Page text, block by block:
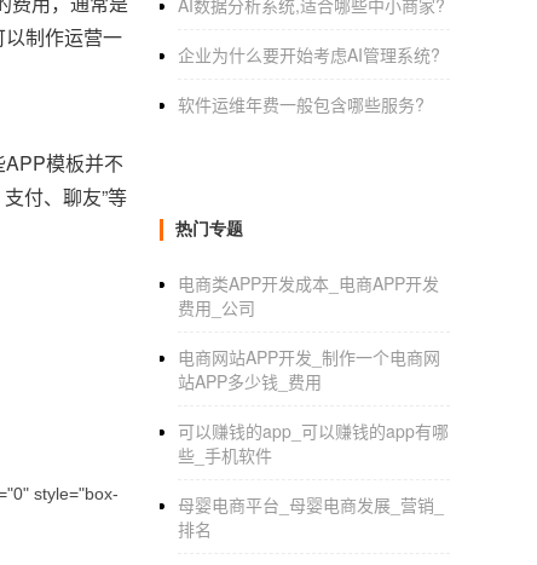
制作运营一
模板并不
付、聊友”等
style="box-
AI数据分析系统,适合哪些中小商家?
企业为什么要开始考虑AI管理系统?
软件运维年费一般包含哪些服务?
热门专题
电商类APP开发成本_电商APP开发
费用_公司
电商网站APP开发_制作一个电商网
站APP多少钱_费用
可以赚钱的app_可以赚钱的app有哪
些_手机软件
母婴电商平台_母婴电商发展_营销_
排名